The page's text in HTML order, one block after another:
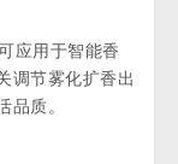
应用于智能香
调节雾化扩香出
品质。